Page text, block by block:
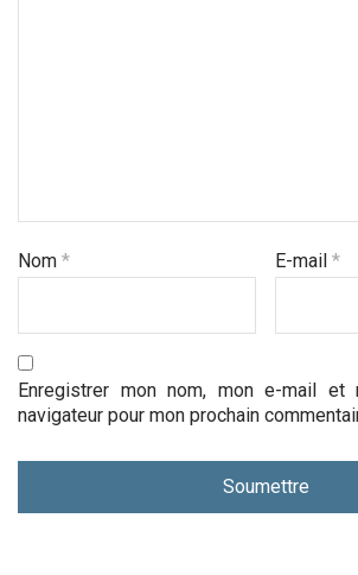
Nom * E-mail*
Enregistrer mon nom, mon e-mail
navigateur pour mon prochain